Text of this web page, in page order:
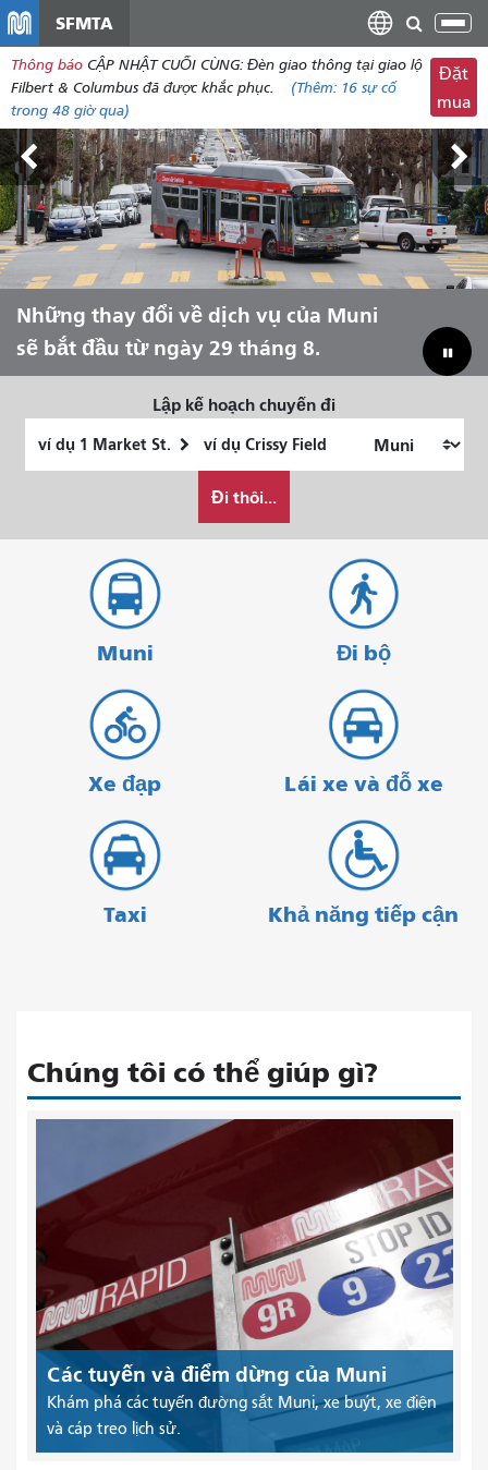
dung
SFMTA
đổi
Thông báo CẬP NHẬT CUỐI CÙNG: Đèn giao thông tại giao lộ
Filbert & Columbus đã được khắc phục.
(Thêm: 16 sựcố
trong 48 giờ qua)
Đặt
mua
Triển lãm Outside Lands, ngày 7-9
tháng 8.
Những thay đổi về dịch vụ của Muni
sẽ bắt đầu từ ngày 29 tháng 8.
Hãy để Muni đưa bạn trải nghiệm
mùa hè!
Thu hẹp khoảng cách ngân sách để
cứu Muni
Lập kế hoạch chuyến đi
muốn
đi
Đi thôi...
Muni Đi bộ
Xe đạp Lái xe và đỗ xe
Taxi Khả năng tiếp cận
Chúng tôi có thể giúp gì?
Các tuyến và điểm dừng của Muni
Khám phá các tuyến đường sắt Muni, xe buýt, xe điện
và cáp treo lịch sử.